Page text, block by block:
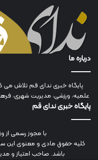
درباره ما
پایگاه خبری ندای قم تلاش می
علمیه، ورزشی، مدیریت شهری،
پایگاه خبری ندای قم
با مجوز رسمی از
کلیه حقوق مادی و معنوی این
باشد. صاحب امتیاز و